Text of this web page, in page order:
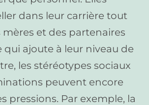
dans leur carrière tout
et des partenaires
qui ajoute à leur niveau de
les stéréotypes sociaux
peuvent encore
pressions. Par exemple, la